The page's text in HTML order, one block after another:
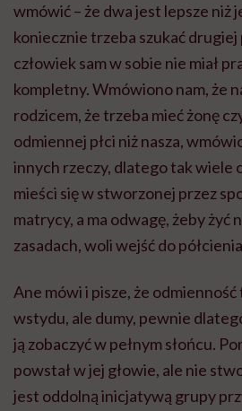
wmówić – że dwa jest lepsze niż
koniecznie trzeba szukać drugiej
człowiek sam w sobie nie miał
kompletny. Wmówiono nam, że
rodzicem, że trzeba mieć żonę
odmiennej płci niż nasza,
innych rzeczy, dlatego tak wiele
mieści się w stworzonej przez
matrycy, a ma odwagę, żeby żyć
zasadach, woli wejść do
Ane mówi i pisze, że
wstydu, ale dumy, pewnie
ją zobaczyć w pełnym słońcu.
powstał w jej głowie, ale nie
jest oddolną inicjatywą grupy